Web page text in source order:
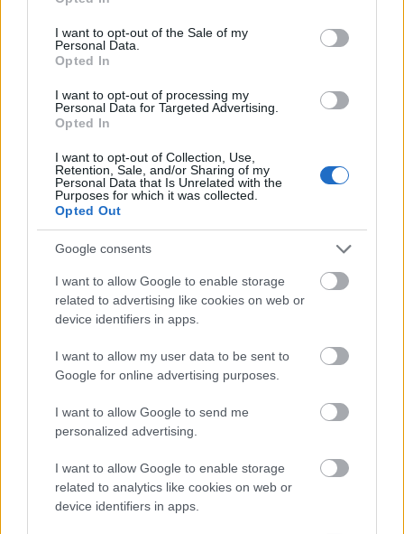
use your data for below specified purposes in below Google
consent section.
I want to opt-out of the Sale of my
Personal Data.
Opted In
I want to opt-out of processing my
Personal Data for Targeted Advertising.
Opted In
I want to opt-out of Collection, Use,
Retention, Sale, and/or Sharing of my
Personal Data that Is Unrelated with the
Purposes for which it was collected.
Opted Out
Google consents
I want to allow Google to enable storage
related to advertising like cookies on web or
device identifiers in apps.
I want to allow my user data to be sent to
Google for online advertising purposes.
I want to allow Google to send me
personalized advertising.
I want to allow Google to enable storage
related to analytics like cookies on web or
device identifiers in apps.
Fazer, Vantaa, Prisma, séta Helsinki
belvárosában és vacsorára sült
csülök
Első nap
Reggel egy kicsit szomorkás napra ébredtem, a
család még szunyókált - majd elkezdtem főzni egy
rakat kávét a családtagjaimnak. Gondoltam, most
nem csak Eszteremet, hanem az egész csapatot így
ébresztem - majd ez a szokás az egész út alatt meg
is maradt. Szomorkás volt a reggel, mert konkrétan
esett…